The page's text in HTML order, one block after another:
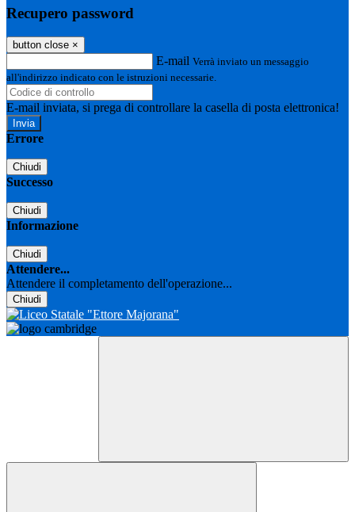
Recupero password
button close ×
E-mail Verrà inviato un messaggio
all'indirizzo indicato con le istruzioni necessarie.
E-mail inviata, si prega di controllare la casella di posta elettronica!
Errore
Chiudi
Successo
Chiudi
Informazione
Chiudi
Attendere...
Attendere il completamento dell'operazione...
Chiudi